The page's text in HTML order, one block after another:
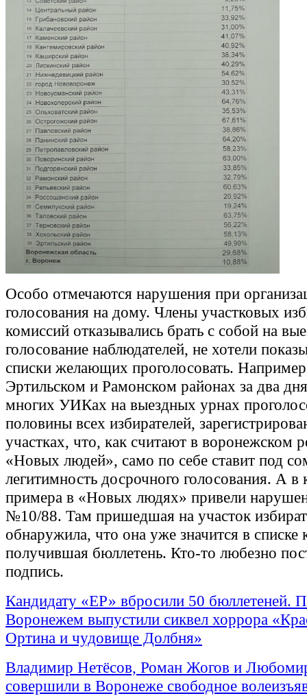
Особо отмечаются нарушения при
голосования на дому. Члены участковых
комиссий отказывались брать с собой на
голосование наблюдателей, не хотели
списки желающих проголосовать.
Эртильском и Рамонском районах за два
многих УИКах на выездных урнах
половины всех избирателей,
участках, что, как считают в воронежском
«Новых людей», само по себе ставит под
легитимность досрочного голосования. А в
примера в «Новых людях» привели
№10/88. Там пришедшая на участок
обнаружила, что она уже значится в списке
получившая бюллетень. Кто-то любезно
подпись.
Кандидату «ЕР» вбросили 50 бюллетеней.
Воронежем выпустили сиквел хоррора
Ортина и чудовище Долбня»
Владимир Нетёсов, Роман Жогов и
совершили в Воронеже свободное